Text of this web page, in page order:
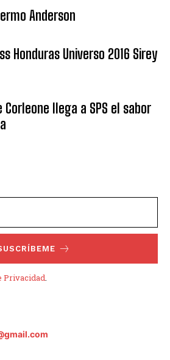
Anderson
Honduras Universo 2016 Sirey
Corleone llega a SPS el sabor
Privacidad.